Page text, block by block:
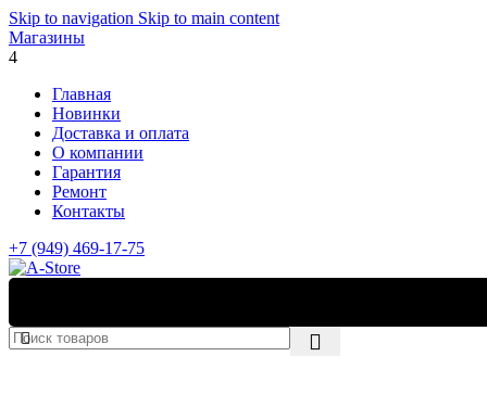
Skip to navigation Skip to main content
Магазины
4
Главная
Новинки
Доставка и оплата
О компании
Гарантия
Ремонт
Контакты
+7 (949) 469-17-75